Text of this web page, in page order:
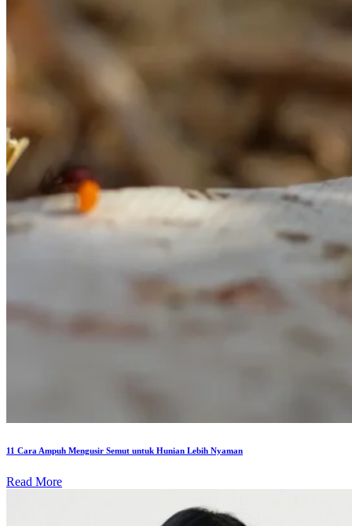
11 Cara Ampuh Mengusir Semut untuk Hunian Lebih Nyaman
Read More